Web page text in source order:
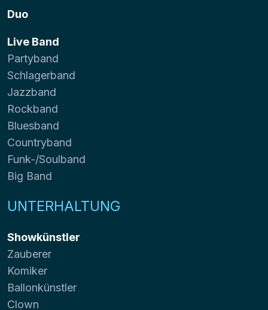
Duo
Live Band
Partyband
Schlagerband
Jazzband
Rockband
Bluesband
Countryband
Funk-/Soulband
Big Band
UNTERHALTUNG
Showkünstler
Zauberer
Komiker
Ballonkünstler
Clown